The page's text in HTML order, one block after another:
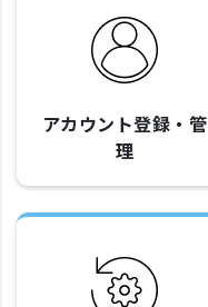
アカウント登録・管
理